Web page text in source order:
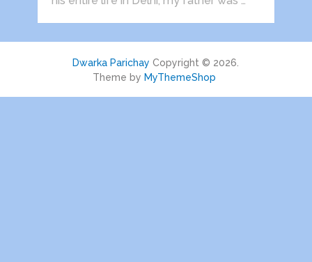
Dwarka Parichay Copyright © 2026.
Theme by MyThemeShop